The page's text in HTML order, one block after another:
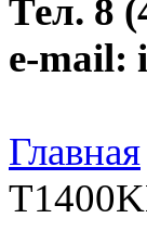
Тел. 8
e-mail:
Главная